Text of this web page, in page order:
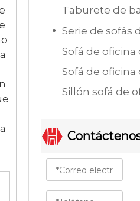
Taburete de
Serie de sofás
Sofá de oficina
Sofá de oficina